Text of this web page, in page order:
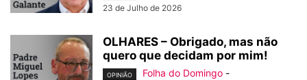
23 de Julho de 2026
OLHARES – Obrigado, mas não
quero que decidam por mim!
OPINIÃO Folha do Domingo -